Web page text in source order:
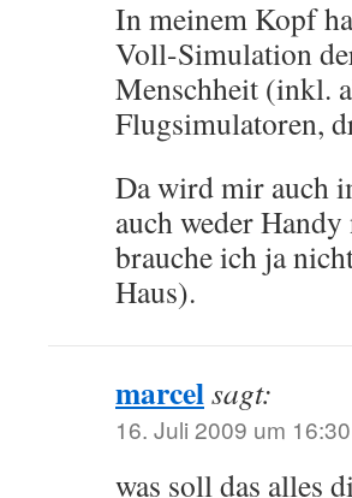
In meinem Kopf
Voll-Simulation
Menschheit (inkl.
Flugsimulatoren,
Da wird mir auch
auch weder
brauche ich ja
Haus).
marcelsagt:
16. Juli 2009 um
was soll das alles